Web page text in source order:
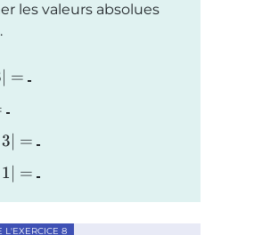
les valeurs absolues
=
3∣ =
1∣ =